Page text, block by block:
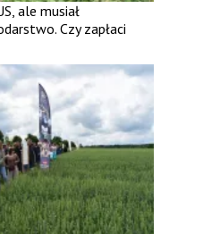
ale musiał
Czy zapłaci